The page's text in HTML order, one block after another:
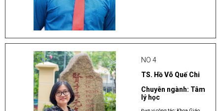
NO 4
TS. Hồ Võ Quế Chi
Chuyên ngành: Tâm
lý học